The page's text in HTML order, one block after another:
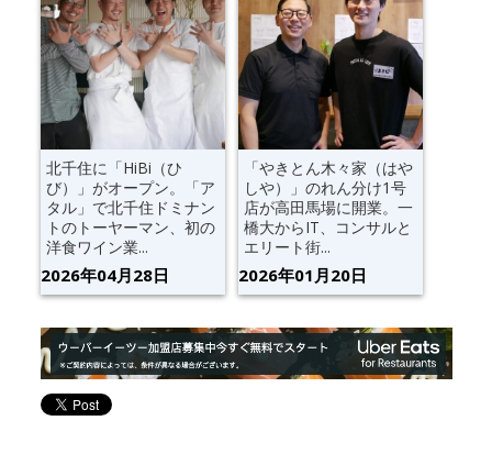
北千住に「HiBi（ひ
び）」がオープン。「ア
タル」で北千住ドミナン
トのトーヤーマン、初の
洋食ワイン業...
2026年04月28日
「やきとん木々家（はや
しや）」のれん分け1号
店が高田馬場に開業。一
橋大からIT、コンサルと
エリート街...
2026年01月20日